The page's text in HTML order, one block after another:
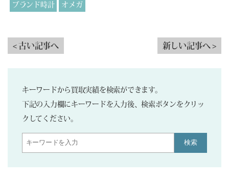
ブランド時計
オメガ
< 古い記事へ 新しい記事へ >
キーワードから買取実績を検索ができます。
下記の入力欄にキーワードを入力後、検索ボタンをクリッ
クしてください。
検索